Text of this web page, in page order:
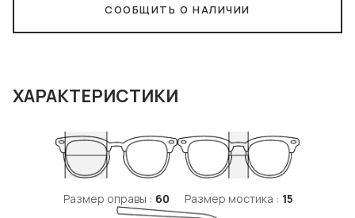
СООБЩИТЬ О НАЛИЧИИ
ХАРАКТЕРИСТИКИ
Размер оправы : 60 Размер мостика : 15